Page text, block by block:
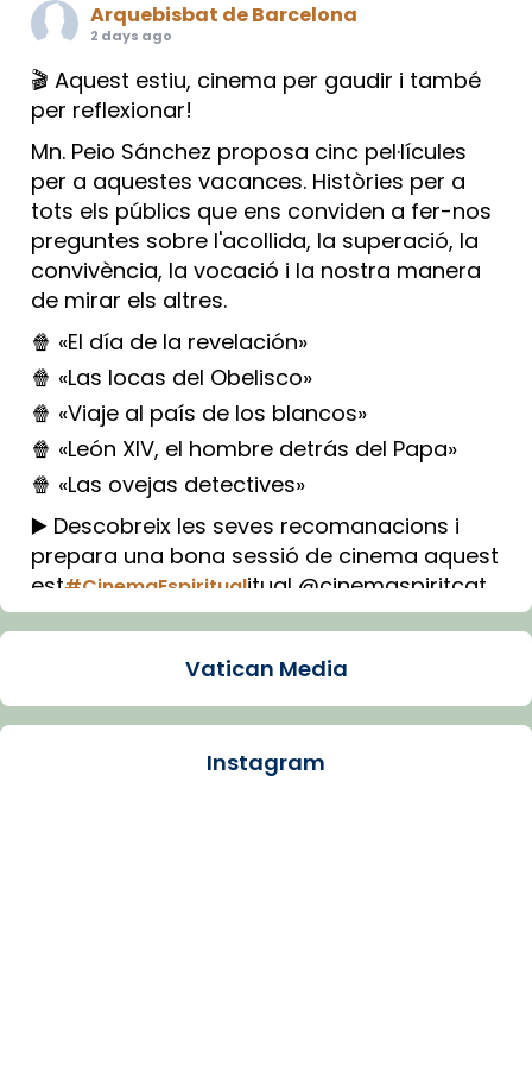
Arquebisbat de Barcelona
2 days ago
🎬 Aquest estiu, cinema per gaudir i també
per reflexionar!
Mn. Peio Sánchez proposa cinc pel·lícules
per a aquestes vacances. Històries per a
tots els públics que ens conviden a fer-nos
preguntes sobre l'acollida, la superació, la
convivència, la vocació i la nostra manera
de mirar els altres.
🍿 «El día de la revelación»
🍿 «Las locas del Obelisco»
🍿 «Viaje al país de los blancos»
🍿 «León XIV, el hombre detrás del Papa»
🍿 «Las ovejas detectives»
▶️ Descobreix les seves recomanacions i
prepara una bona sessió de cinema aquest
est#CinemaEspiritualitual @cinemaspiritcat
Imatge: Generada amb IA (OpenAI)
Arquebisbat de Barcelona
Vatican Media
Instagram